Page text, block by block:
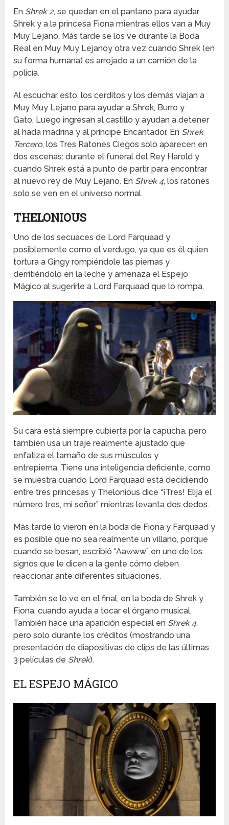
En Shrek 2, se quedan en el pantano para ayudar
Shrek y a la princesa Fiona mientras ellos van a Muy
Muy Lejano. Más tarde se los ve durante la Boda
Real en Muy Muy Lejanoy otra vez cuando Shrek (en
su forma humana) es arrojado a un camión de la
policía.
Al escuchar esto, los cerditos y los demás viajan a
Muy Muy Lejano para ayudar a Shrek, Burro y
Gato. Luego ingresan al castillo y ayudan a detener
al hada madrina y al príncipe Encantador. En Shrek
Tercero, los Tres Ratones Ciegos solo aparecen en
dos escenas: durante el funeral del Rey Harold y
cuando Shrek está a punto de partir para encontrar
al nuevo rey de Muy Lejano. En Shrek 4, los ratones
solo se ven en el universo normal.
THELONIOUS
Uno de los secuaces de Lord Farquaad y
posiblemente como el verdugo, ya que es él quien
tortura a Gingy rompiéndole las piernas y
derritiéndolo en la leche y amenaza el Espejo
Mágico al sugerirle a Lord Farquaad que lo rompa.
Su cara está siempre cubierta por la capucha, pero
también usa un traje realmente ajustado que
enfatiza el tamaño de sus músculos y
entrepierna. Tiene una inteligencia deficiente, como
se muestra cuando Lord Farquaad está decidiendo
entre tres princesas y Thelonious dice “¡Tres! Elija el
número tres, mi señor” mientras levanta dos dedos.
Más tarde lo vieron en la boda de Fiona y Farquaad y
es posible que no sea realmente un villano, porque
cuando se besan, escribió “Aawww” en uno de los
signos que le dicen a la gente cómo deben
reaccionar ante diferentes situaciones.
También se lo ve en el final, en la boda de Shrek y
Fiona, cuando ayuda a tocar el órgano musical.
También hace una aparición especial en Shrek 4,
pero solo durante los créditos (mostrando una
presentación de diapositivas de clips de las últimas
3 películas de Shrek).
EL ESPEJO MÁGICO